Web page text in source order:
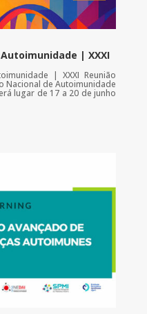
| XXXI
| XXXI Reunião
Nacional de Autoimunidade
lugar de 17 a 20 de junho